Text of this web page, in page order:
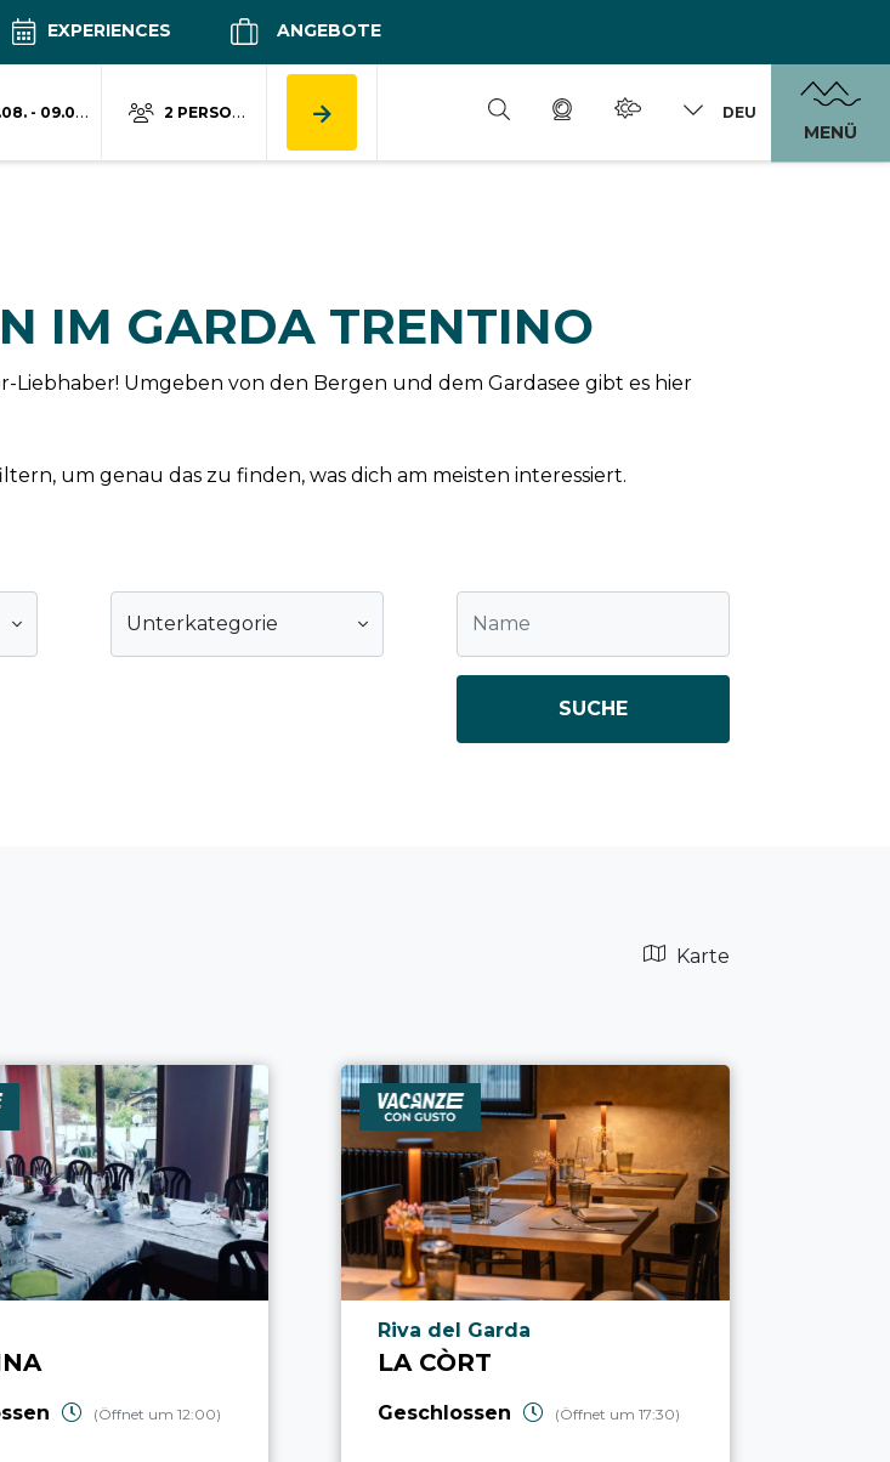
EXPERIENCES ANGEBOTE
- 09.08. 2 PERSONEN DEU
MENÜ
IM GARDA TRENTINO
Umgeben von den Bergen und dem Gardasee gibt es hier
um genau das zu finden, was dich am meisten interessiert.
Unterkategorie
SUCHE
Karte
(Öffnet um 12:00)
aria.poi_location_prefix
Riva del Garda
LA CÒRT
Geschlossen (Öffnet um 17:30)